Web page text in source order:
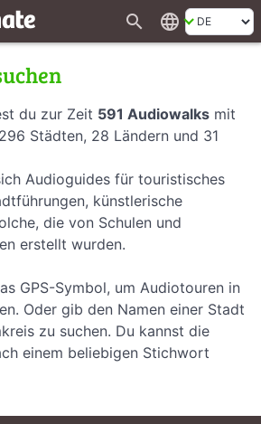
search language
du zur Zeit 591 Audiowalks mit
Städten, 28 Ländern und 31
Audioguides für touristisches
künstlerische
die von Schulen und
erstellt wurden.
GPS-Symbol, um Audiotouren in
Oder gib den Namen einer Stadt
zu suchen. Du kannst die
einem beliebigen Stichwort